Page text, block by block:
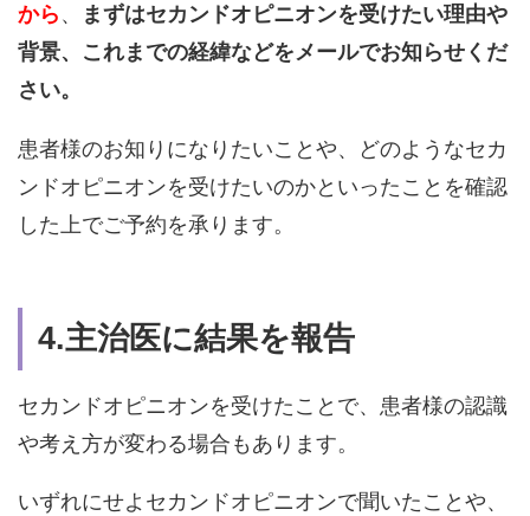
から 、
まずはセカンドオピニオンを受けたい理由や
背景、これまでの経緯などをメールでお知らせくだ
さい。
患者様のお知りになりたいことや、どのようなセカ
ンドオピニオンを受けたいのかといったことを確認
した上でご予約を承ります。
4.主治医に結果を報告
セカンドオピニオンを受けたことで、患者様の認識
や考え方が変わる場合もあります。
いずれにせよセカンドオピニオンで聞いたことや、